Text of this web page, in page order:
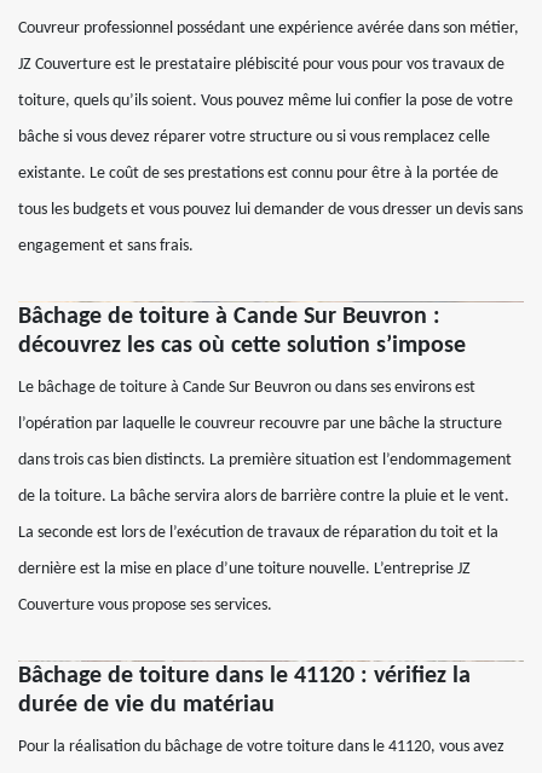
Couvreur professionnel possédant une expérience avérée dans son métier,
JZ Couverture est le prestataire plébiscité pour vous pour vos travaux de
toiture, quels qu’ils soient. Vous pouvez même lui confier la pose de votre
bâche si vous devez réparer votre structure ou si vous remplacez celle
existante. Le coût de ses prestations est connu pour être à la portée de
tous les budgets et vous pouvez lui demander de vous dresser un devis sans
engagement et sans frais.
Bâchage de toiture à Cande Sur Beuvron :
découvrez les cas où cette solution s’impose
Le bâchage de toiture à Cande Sur Beuvron ou dans ses environs est
l’opération par laquelle le couvreur recouvre par une bâche la structure
dans trois cas bien distincts. La première situation est l’endommagement
de la toiture. La bâche servira alors de barrière contre la pluie et le vent.
La seconde est lors de l’exécution de travaux de réparation du toit et la
dernière est la mise en place d’une toiture nouvelle. L’entreprise JZ
Couverture vous propose ses services.
Bâchage de toiture dans le 41120 : vérifiez la
durée de vie du matériau
Pour la réalisation du bâchage de votre toiture dans le 41120, vous avez